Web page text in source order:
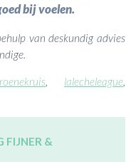
bij voelen.
van deskundig advies
, lalecheleague,
FIJNER &